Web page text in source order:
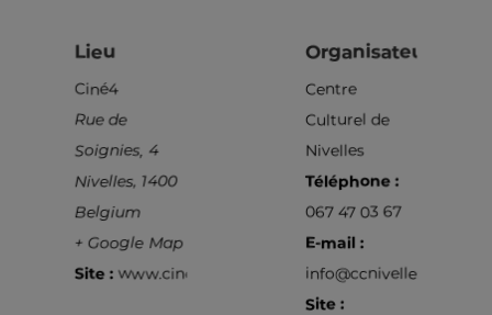
Lieu
Ciné4
Rue de
Soignies, 4
Nivelles, 1400
Belgium
+ Google Map
Site : www.cine4.be
Organisateur
Centre
Culturel de
Nivelles
Téléphone :
067 47 03 67
E-mail :
info@ccnivelles.be
Site :